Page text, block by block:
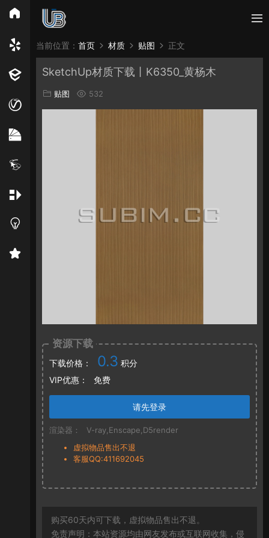
所有分类
Enscape PB3构件 构件 轮廓
免费模型 En精选集
当前位置： 首页 材质 贴图 正文
SketchUp材质下载丨K6350_黄杨木
贴图 532
资源下载
下载价格： 0.3 积分
VIP优惠：
免费
请先登录
渲染器：
V-ray,Enscape,D5render
虚拟物品售出不退
客服QQ:411692045
购买60天内可下载，虚拟物品售出不退。
免责声明：本站资源均由网友发布或互联网收集，侵